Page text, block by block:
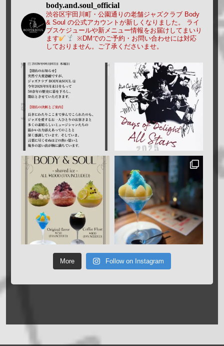
body.and.soul_official
渋谷区宇田川町・公園通りの老舗ジャズクラブ Body
& Soul の公式アカウントが新しくなりました。
ライ
ブスケジュールや新メニュー情報をお届けしてまいり
ます
※DMでのご予約・お問い合わせには対応
しておりません。ご了承くださいませ。
More Follow on Instagram